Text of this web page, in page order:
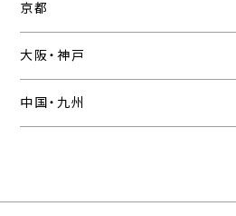
京都
大阪・神戸
中国・九州